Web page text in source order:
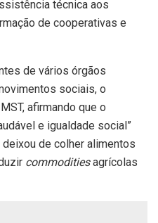
técnica aos
de cooperativas e
de vários órgãos
sociais, o
afirmando que o
e igualdade social”
de colher alimentos
commoditiesagrícolas